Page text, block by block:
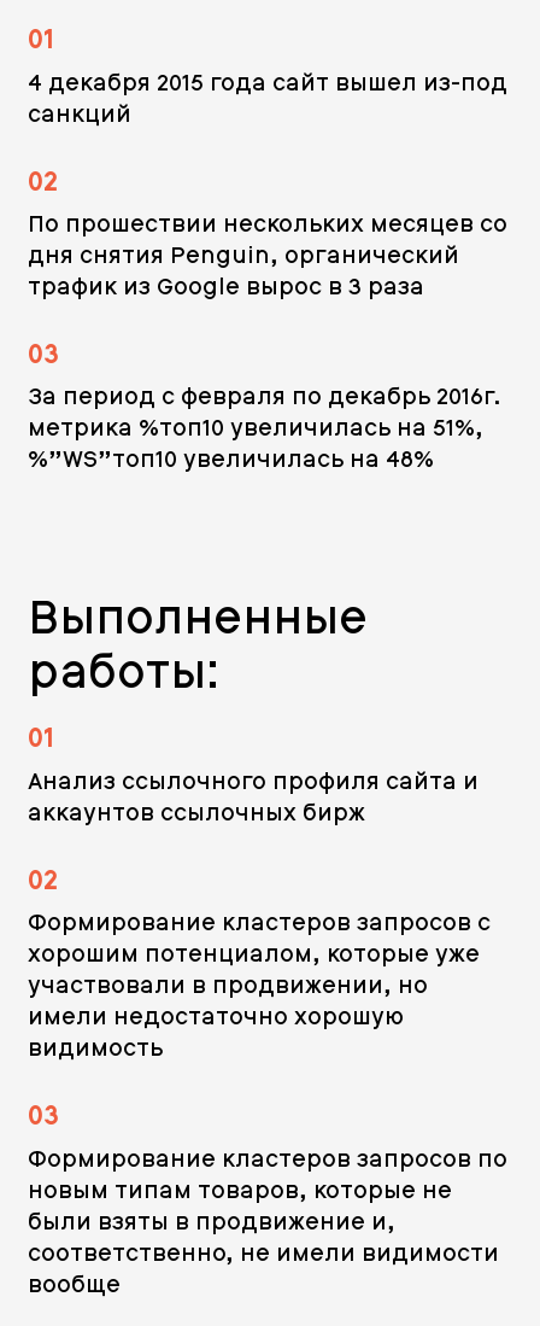
01
4 декабря 2015 года сайт вышел из-под
санкций
02
По прошествии нескольких месяцев со
дня снятия Penguin, органический
трафик из Google вырос в 3 раза
03
За период с февраля по декабрь 2016г.
метрика %топ10 увеличилась на 51%,
%”WS”топ10 увеличилась на 48%
Выполненные
работы:
01
Анализ ссылочного профиля сайта и
аккаунтов ссылочных бирж
02
Формирование кластеров запросов с
хорошим потенциалом, которые уже
участвовали в продвижении, но
имели недостаточно хорошую
видимость
03
Формирование кластеров запросов по
новым типам товаров, которые не
были взяты в продвижение и,
соответственно, не имели видимости
вообще